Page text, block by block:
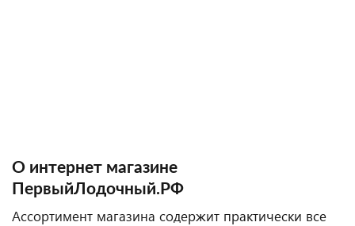
О интернет магазине
ПервыйЛодочный.РФ
Ассортимент магазина содержит практически все